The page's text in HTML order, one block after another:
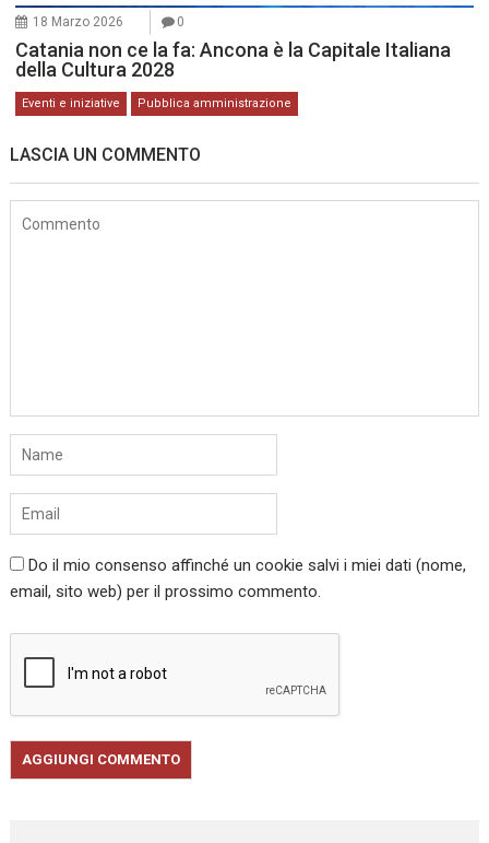
18 Marzo 2026 0
Catania non ce la fa: Ancona è la Capitale Italiana
della Cultura 2028
Eventi e iniziative Pubblica amministrazione
LASCIA UN COMMENTO
Do il mio consenso affinché un cookie salvi i miei dati (nome,
email, sito web) per il prossimo commento.